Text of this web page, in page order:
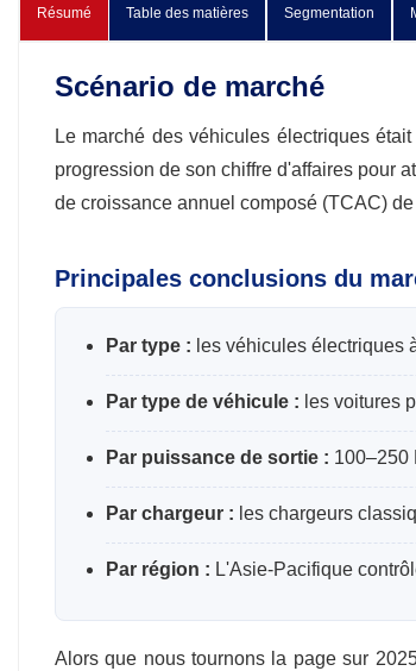
Résumé Table des matières Segmentation
Scénario de marché
Le marché des véhicules électriques
progression de son chiffre d'affaires pour
de croissance annuel composé (TCAC)
Principales conclusions du
Par type : les véhicules électriques
Par type de véhicule : les voitures
Par puissance de sortie : 100–250
Par chargeur : les chargeurs
Par région : L'Asie-Pacifique
Alors que nous tournons la page sur